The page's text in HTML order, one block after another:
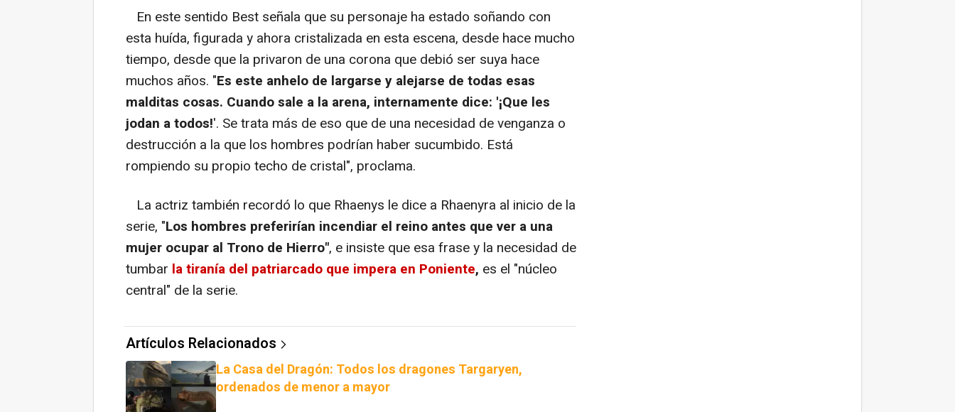
En este sentido Best señala que su personaje ha estado soñando con
esta huída, figurada y ahora cristalizada en esta escena, desde hace mucho
tiempo, desde que la privaron de una corona que debió ser suya hace
muchos años. "Es este anhelo de largarse y alejarse de todas esas
malditas cosas. Cuando sale a la arena, internamente dice: '¡Que les
jodan a todos!'. Se trata más de eso que de una necesidad de venganza o
destrucción a la que los hombres podrían haber sucumbido. Está
rompiendo su propio techo de cristal", proclama.
La actriz también recordó lo que Rhaenys le dice a Rhaenyra al inicio de la
serie, "Los hombres preferirían incendiar el reino antes que ver a una
mujer ocupar al Trono de Hierro", e insiste que esa frase y la necesidad de
tumbar la tiranía del patriarcado que impera en Poniente, es el "núcleo
central" de la serie.
Artículos Relacionados
La Casa del Dragón: Todos los dragones Targaryen,
ordenados de menor a mayor